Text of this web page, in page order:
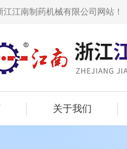
江南制药机械有限公司网站！
关于我们